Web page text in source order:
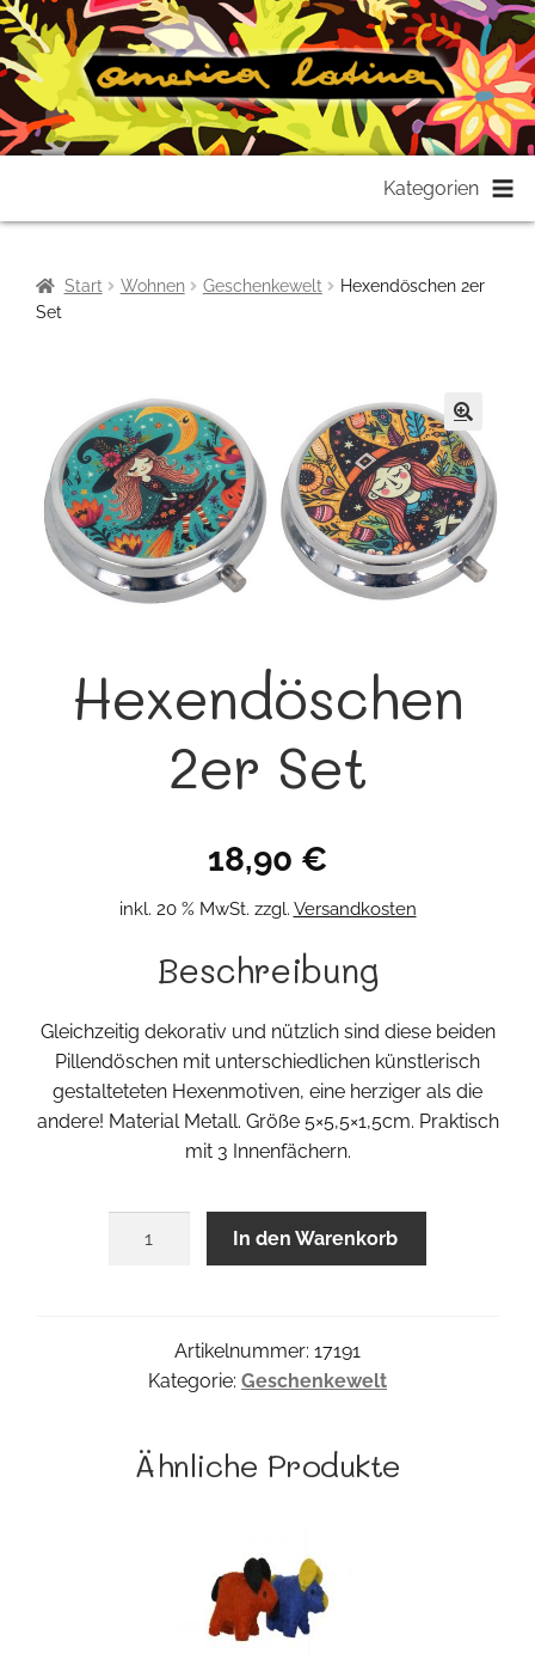
springen
springen
Kategorien
Start Wohnen Geschenkewelt
Hexendöschen 2er
Set
🔍
Hexendöschen
2er Set
18,90 €
inkl. 20 % MwSt. zzgl. Versandkosten
Beschreibung
Gleichzeitig dekorativ und nützlich sind diese beiden
Pillendöschen mit unterschiedlichen künstlerisch
gestalteteten Hexenmotiven, eine herziger als die
andere! Material Metall. Größe 5×5,5×1,5cm. Praktisch
mit 3 Innenfächern.
Hexendöschen
In den Warenkorb
Artikelnummer: 17191
Kategorie: Geschenkewelt
Ähnliche Produkte